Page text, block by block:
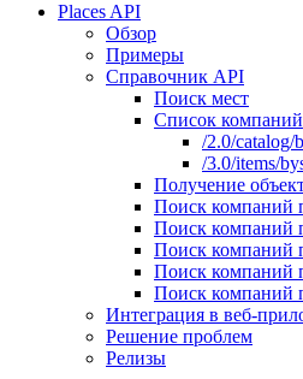
Places API
Обзор
Примеры
Справочник API
Поиск мест
Список компаний
/2.0/catalog/
/3.0/items/
Получение
Поиск компаний
Поиск компаний
Поиск
Поиск компаний
Поиск
Интеграция в веб-
Решение проблем
Релизы